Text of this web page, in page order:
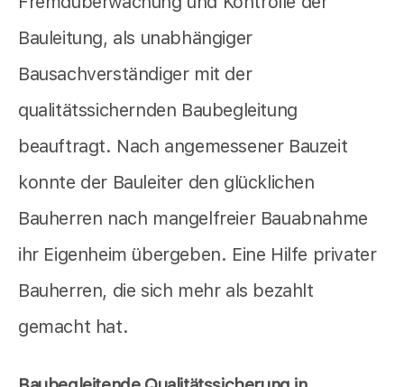
Bauleitung, als unabhängiger
Bausachverständiger mit der
qualitätssichernden Baubegleitung
beauftragt. Nach angemessener Bauzeit
konnte der Bauleiter den glücklichen
Bauherren nach mangelfreier Bauabnahme
ihr Eigenheim übergeben. Eine Hilfe privater
Bauherren, die sich mehr als bezahlt
gemacht hat.